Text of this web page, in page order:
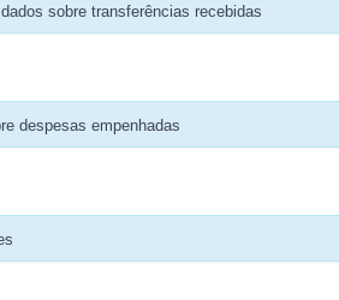
sobre transferências recebidas
despesas empenhadas